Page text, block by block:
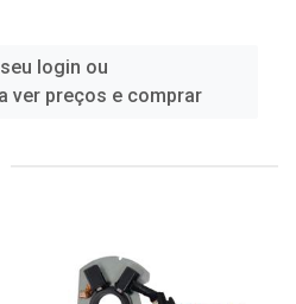
login ou
ver preços e comprar